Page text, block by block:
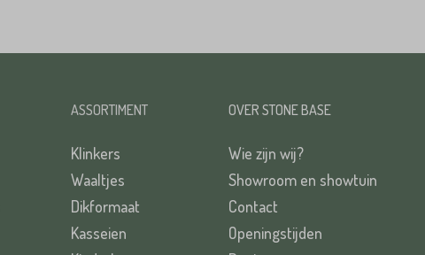
ASSORTIMENT
Klinkers
Waaltjes
Dikformaat
Kasseien
OVER STONE BASE
Wie zijn wij?
Showroom en showtuin
Contact
Openingstijden